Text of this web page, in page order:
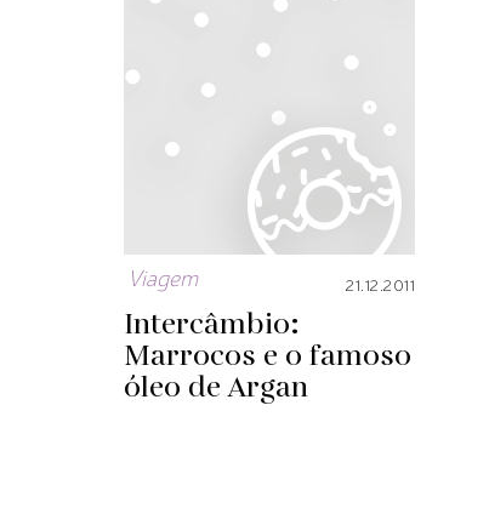
Viagem 21.12.2011
Intercâmbio:
Marrocos e o famoso
óleo de Argan